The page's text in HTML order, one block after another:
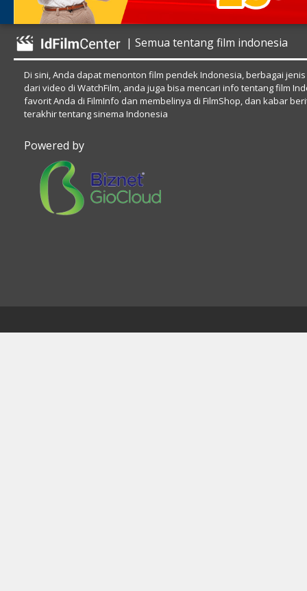
| Semua tentang film indonesia
Di sini, Anda dapat menonton film pendek Indonesia, berbagai
dari video di WatchFilm, anda juga bisa mencari info tentang film
favorit Anda di FilmInfo dan membelinya di FilmShop, dan kabar
terakhir tentang sinema Indonesia
Powered by